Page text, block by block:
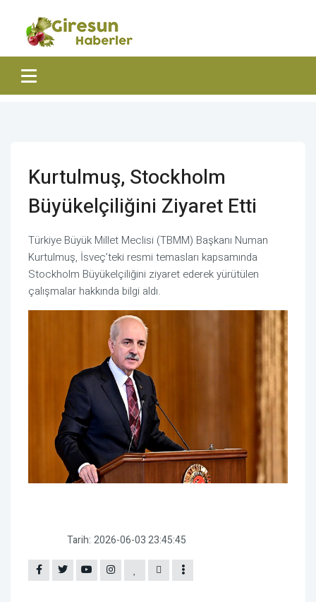
Kurtulmuş, Stockholm
Büyükelçiliğini Ziyaret Etti
Türkiye Büyük Millet Meclisi (TBMM) Başkanı Numan
Kurtulmuş, İsveç’teki resmi temasları kapsamında
Stockholm Büyükelçiliğini ziyaret ederek yürütülen
çalışmalar hakkında bilgi aldı.
Tarih: 2026-06-03 23:45:45